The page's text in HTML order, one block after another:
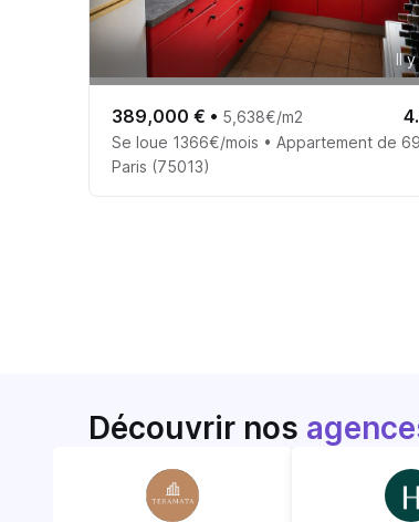
Il
389,000 € • 5,638€/m2
Se loue 1366€/mois • Appartement de
Paris (75013)
Découvrir nos